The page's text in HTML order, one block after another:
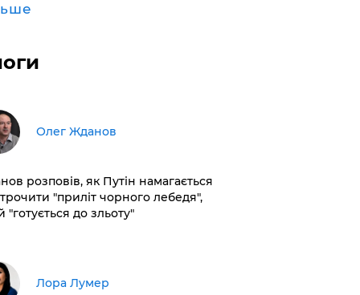
Олег Жданов
розповів, як Путін намагається
"приліт чорного лебедя",
"готується до зльоту"
​Лора Лумер